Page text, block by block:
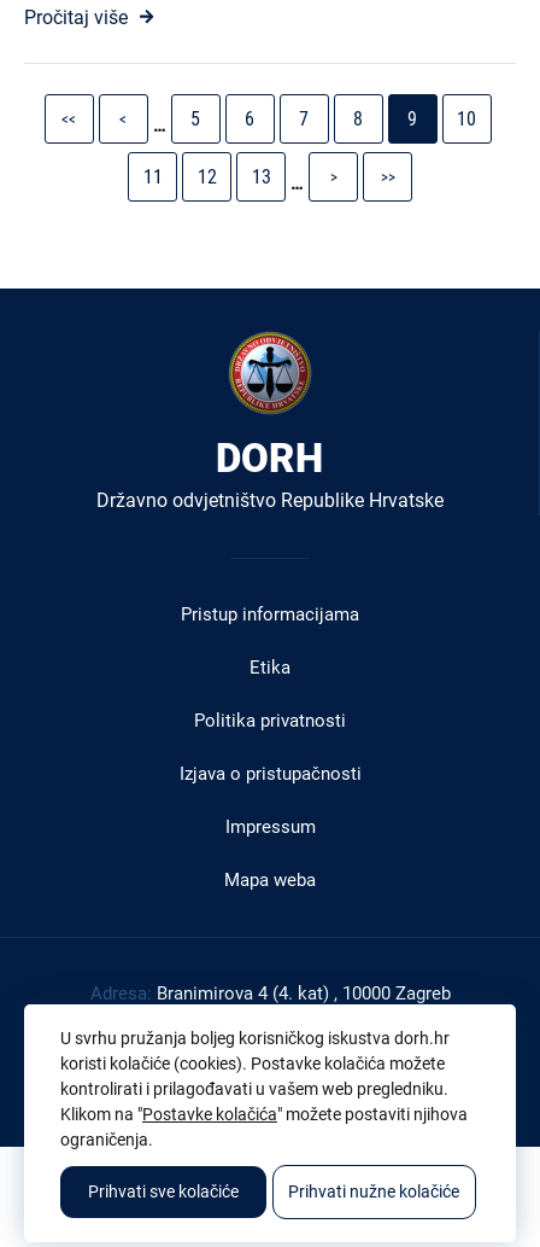
Pročitaj više
Pagination
page
<<
page
< …
Stranica
5 Stranica
6 Stranica
7 Stranica
8
Current
page
9 Stranica
10
Stranica
11 Stranica
12 Stranica
13 …
page
>
page
>>
DORH
Državno odvjetništvo Republike Hrvatske
Pristup informacijama
Etika
Politika privatnosti
Izjava o pristupačnosti
Impressum
Mapa weba
Adresa: Branimirova 4 (4. kat) , 10000 Zagreb
Tel: +385 1 4591 888
Faks:+385 1 4591 816
OIB:43539267895
© 2026. Sva prava pridržana. Državno odvjetništvo Republike Hrvatske
U svrhu pružanja boljeg korisničkog iskustva dorh.hr
koristi kolačiće (cookies). Postavke kolačića možete
kontrolirati i prilagođavati u vašem web pregledniku.
Klikom na "Postavke kolačića" možete postaviti njihova
ograničenja.
Prihvati sve kolačiće Prihvati nužne kolačiće